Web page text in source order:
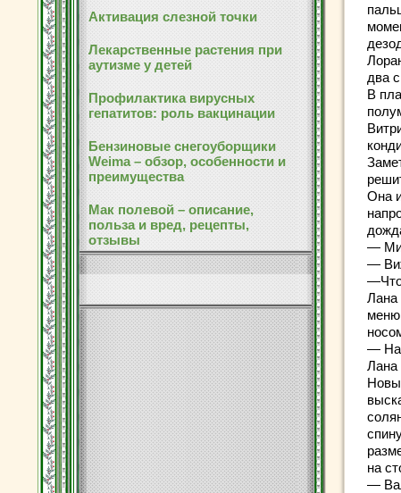
Активация слезной точки
Лекарственные растения при
аутизме у детей
Профилактика вирусных
гепатитов: роль вакцинации
Бензиновые снегоуборщики
Weima – обзор, особенности и
преимущества
Мак полевой – описание,
польза и вред, рецепты,
отзывы
два
В
Она
—
—
—Что
Лана
— На
Лана
на
—